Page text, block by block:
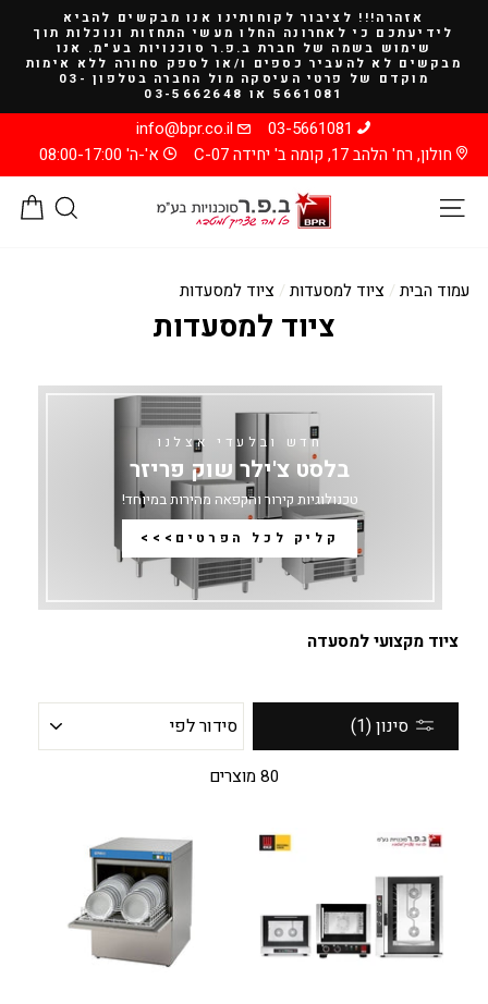
קריאה
אזהרה!!! לציבור לקוחותינו אנו מבקשים להביא
לידיעתכם כי לאחרונה החלו מעשי התחזות ונוכלות תוך
שימוש בשמה של חברת ב.פ.ר סוכנויות בע"מ. אנו
מבקשים לא להעביר כספים ו/או לספק סחורה ללא אימות
מוקדם של פרטי העיסקה מול החברה בטלפון 03-
5661081 או 03-5662648
03-5661081
info@bpr.co.il
חולון, רח' הלהב 17, קומה ב' יחידה C-07
א'-ה' 08:00-17:00
עמוד הבית / ציוד למסעדות / ציוד למסעדות
ציוד למסעדות
חדש ובלעדי אצלנו
בלסט צ'ילר שוק פריזר
טכנולוגיות קירור והקפאה מהירות במיוחד!
קליק לכל הפרטים>>>
ציוד מקצועי למסעדה
סינון (1)
סידור
לפי
80 מוצרים